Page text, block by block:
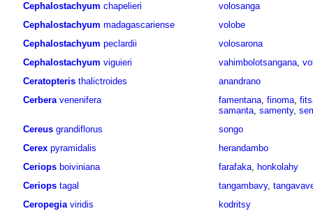
Cephalostachyum chapelieri
volosanga
Cephalostachyum madagascariense
volobe
Cephalostachyum peclardii
volosarona
Cephalostachyum viguieri vahimbolotsangana,
Ceratopteris thalictroides
anandrano
Cerbera venenifera famentana, finoma,
samanta, samenty,
Cereus grandiflorus
songo
Cerex pyramidalis
herandambo
Ceriops boiviniana farafaka, honkolahy
Ceriops tagal tangambavy,
Ceropegia viridis
kodritsy